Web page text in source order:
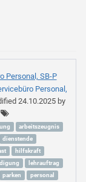
Personal, SB-P
Personal,
24.10.2025by
arbeitszeugnis
dienstende
hilfskraft
lehrauftrag
parken
personal